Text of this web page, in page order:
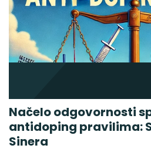
Načelo odgovornosti
antidoping pravilima:
Sinera